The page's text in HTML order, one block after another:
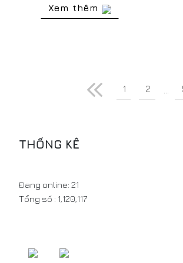
Xem thêm
1 2
THỐNG KÊ
Đang online: 21
Tổng số : 1,120,117